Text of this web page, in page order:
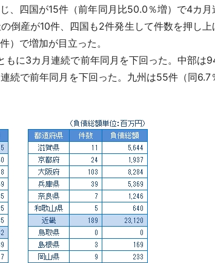
、四国が15件（前年同月比50.0％増）で4カ
倒産が10件、四国も2件発生して件数を押し
）で増加が目立った。
に3カ月連続で前年同月を下回った。中部は
続で前年同月を下回った。九州は55件（同6.7